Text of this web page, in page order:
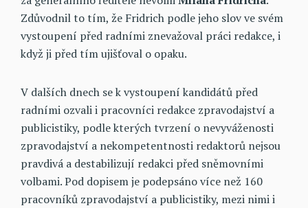
Zdůvodnil to tím, že Fridrich podle jeho slov ve svém
vystoupení před radními znevažoval práci redakce, i
když ji před tím ujišťoval o opaku.
V dalších dnech se k vystoupení kandidátů před
radními ozvali i pracovníci redakce zpravodajství a
publicistiky, podle kterých tvrzení o nevyváženosti
zpravodajství a nekompetentnosti redaktorů nejsou
pravdivá a destabilizují redakci před sněmovními
volbami. Pod dopisem je podepsáno více než 160
pracovníků zpravodajství a publicistiky, mezi nimi i